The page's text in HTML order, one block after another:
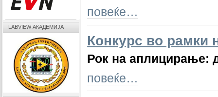
повеќе…
Конкурс во рамки
Рок на аплицирање:
повеќе…
LABVIEW АКАДЕМИЈА